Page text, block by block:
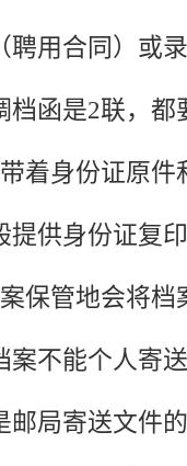
聘用合同）或
档函是2联，都
着身份证原
提供身份证复
保管地会将
案不能个人寄
邮局寄送文件